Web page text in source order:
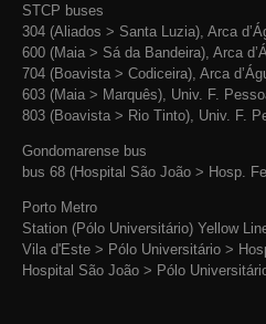
STCP buses
304 (Aliados > Santa Luzia), Arca
600 (Maia > Sá da Bandeira), Arca
704 (Boavista > Codiceira), Arca
603 (Maia > Marquês), Univ. F.
803 (Boavista > Rio Tinto), Univ. F.
Gondomarense bus
bus 68 (Hospital São João > Hosp.
Porto Metro
Station (Pólo Universitário) Yellow
Vila d'Este > Pólo Universitário >
Hospital São João > Pólo